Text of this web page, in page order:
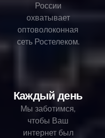
России
охватывает
оптоволоконная
сеть Ростелеком.
Каждый день
Мы заботимся,
чтобы Ваш
интернет был